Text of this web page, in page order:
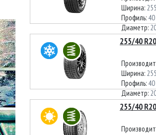
Ширина: 255
Профиль: 40
Диаметр:
255/40
Ширина: 255
Профиль: 40
Диаметр:
255/40